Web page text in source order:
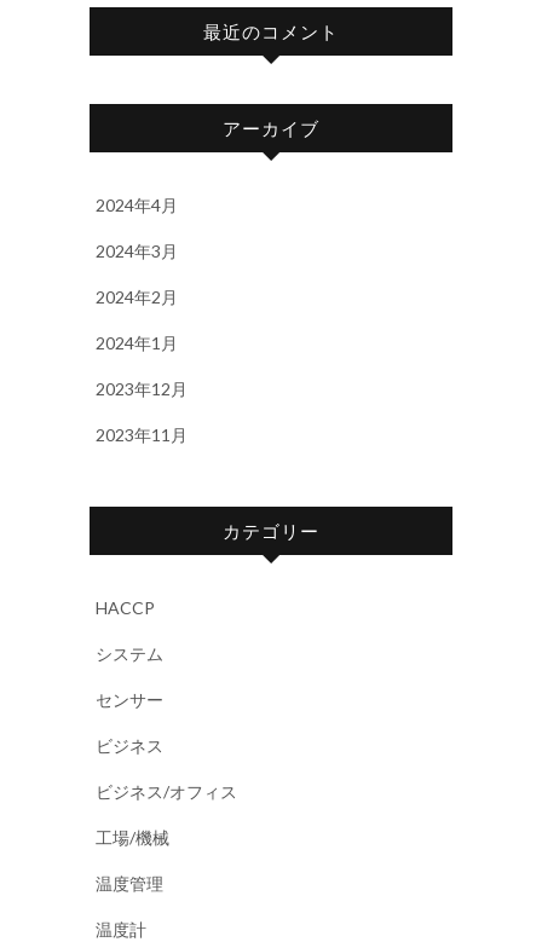
最近のコメント
アーカイブ
2024年4月
2024年3月
2024年2月
2024年1月
2023年12月
2023年11月
カテゴリー
HACCP
システム
センサー
ビジネス
ビジネス/オフィス
工場/機械
温度管理
温度計